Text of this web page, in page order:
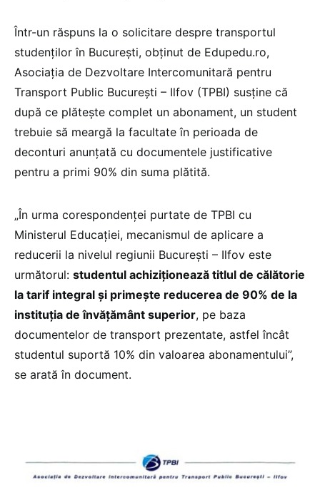
Într-un răspuns la o solicitare despre transportul
studenților în București, obținut de Edupedu.ro,
Asociația de Dezvoltare Intercomunitară pentru
Transport Public București – Ilfov (TPBI) susține că
după ce plătește complet un abonament, un student
trebuie să meargă la facultate în perioada de
deconturi anunțată cu documentele justificative
pentru a primi 90% din suma plătită.
„În urma corespondenței purtate de TPBI cu
Ministerul Educației, mecanismul de aplicare a
reducerii la nivelul regiunii București – Ilfov este
următorul: studentul achiziționează titlul de călătorie
la tarif integral și primește reducerea de 90% de la
instituția de învățământ superior, pe baza
documentelor de transport prezentate, astfel încât
studentul suportă 10% din valoarea abonamentului”,
se arată în document.